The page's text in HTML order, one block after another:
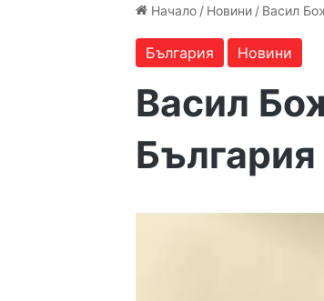
Начало / Новини / Васил
България Новини
Васил
България